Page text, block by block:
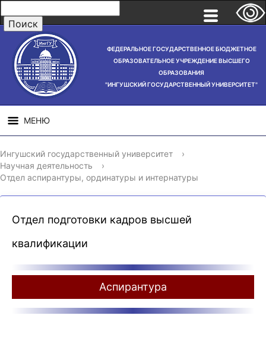
ФЕДЕРАЛЬНОЕ ГОСУДАРСТВЕННОЕ БЮДЖЕТНОЕ
ОБРАЗОВАТЕЛЬНОЕ УЧРЕЖДЕНИЕ ВЫСШЕГО
ОБРАЗОВАНИЯ
"ИНГУШСКИЙ ГОСУДАРСТВЕННЫЙ УНИВЕРСИТЕТ"
МЕНЮ
СВЕДЕНИЯ ОБ
ОБРАЗОВАТЕЛЬНОЙ
ОРГАНИЗАЦИИ
НАУЧНАЯ
ДЕЯТЕЛЬНОСТЬ
Ингушский государственный университет
›
Научная деятельность
›
Отдел аспирантуры, ординатуры и интернатуры
Отдел подготовки кадров высшей
квалификации
Аспирантура